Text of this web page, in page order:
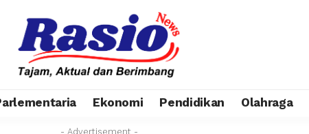
Ekonomi Pendidikan Olahraga
- Advertisement -